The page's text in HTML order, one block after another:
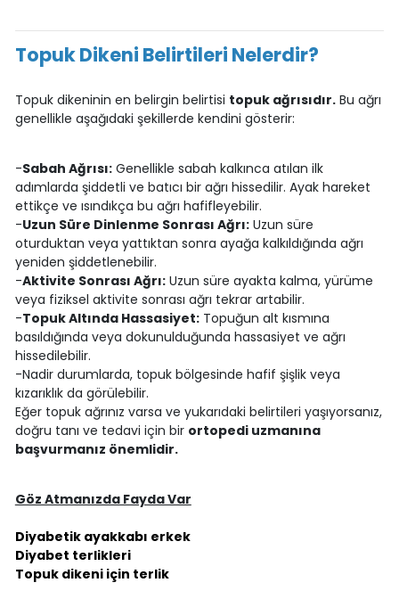
Topuk Dikeni Belirtileri Nelerdir?
Topuk dikeninin en belirgin belirtisi topuk ağrısıdır.Bu ağrı
genellikle aşağıdaki şekillerde kendini gösterir:
-Sabah Ağrısı:Genellikle sabah kalkınca atılan ilk
adımlarda şiddetli ve batıcı bir ağrı hissedilir. Ayak hareket
ettikçe ve ısındıkça bu ağrı hafifleyebilir.
-Uzun Süre Dinlenme Sonrası Ağrı:Uzun süre
oturduktan veya yattıktan sonra ayağa kalkıldığında ağrı
yeniden şiddetlenebilir.
-Aktivite Sonrası Ağrı:Uzun süre ayakta kalma, yürüme
veya fiziksel aktivite sonrası ağrı tekrar artabilir.
-Topuk Altında Hassasiyet:Topuğun alt kısmına
basıldığında veya dokunulduğunda hassasiyet ve ağrı
hissedilebilir.
-Nadir durumlarda, topuk bölgesinde hafif şişlik veya
kızarıklık da görülebilir.
Eğer topuk ağrınız varsa ve yukarıdaki belirtileri yaşıyorsanız,
doğru tanı ve tedavi için bir ortopedi uzmanına
başvurmanız önemlidir.
Göz Atmanızda Fayda Var
Diyabetik ayakkabı erkek
Diyabet terlikleri
Topuk dikeni için terlik